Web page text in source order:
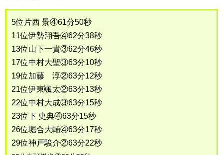
5位片西 景④61分50秒
11位伊勢翔吾④62分38秒
13位山下一貴③62分46秒
17位中村大聖③63分10秒
19位加藤 淳②63分12秒
21位伊東颯太②63分13秒
22位中村大成③63分15秒
23位下 史典④63分15秒
26位堀合大輔④63分17秒
29位神戸駿介②63分22秒